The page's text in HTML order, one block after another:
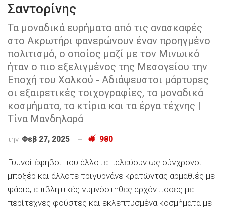
Σαντορίνης
Τα μοναδικά ευρήματα από τις ανασκαφές
στο Ακρωτήρι φανερώνουν έναν προηγμένο
πολιτισμό, ο οποίος μαζί με τον Μινωικό
ήταν ο πιο εξελιγμένος της Μεσογείου την
Εποχή του Χαλκού - Αδιάψευστοι μάρτυρες
οι εξαιρετικές τοιχογραφίες, τα μοναδικά
κοσμήματα, τα κτίρια και τα έργα τέχνης |
Τίνα Μανδηλαρά
την Φεβ 27, 2025 980
Γυμνοί έφηβοι που άλλοτε παλεύουν ως σύγχρονοι
μποξέρ και άλλοτε τριγυρνάνε κρατώντας αρμαθιές με
ψάρια, επιβλητικές γυμνόστηθες αρχόντισσες με
περίτεχνες φούστες και εκλεπτυσμένα κοσμήματα με